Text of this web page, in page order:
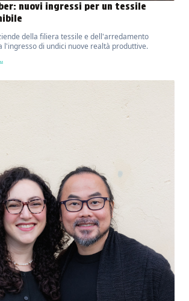
nuovi ingressi per un tessile
della filiera tessile e dell'arredamento
l'ingresso di undici nuove realtà produttive.